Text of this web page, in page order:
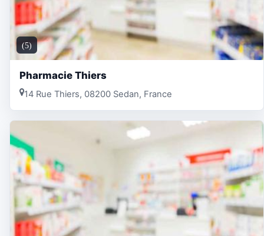
(5)
Pharmacie Thiers
14 Rue Thiers, 08200 Sedan, France